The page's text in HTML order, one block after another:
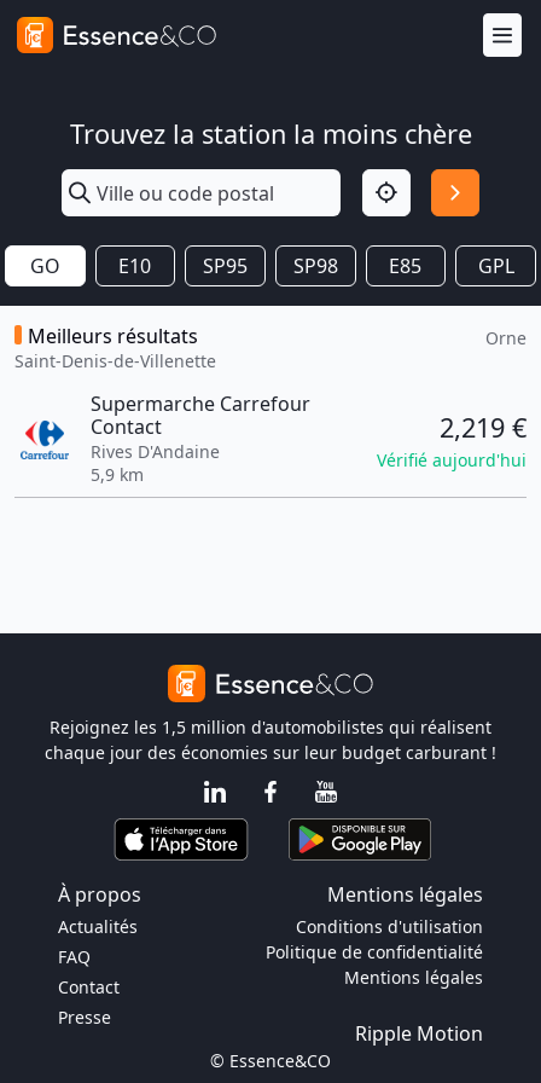
Trouvez la station la moins chère
GO E10 SP95 SP98 E85 GPL
Meilleurs résultats
Saint-Denis-de-Villenette
Orne
Supermarche Carrefour
Contact
Rives D'Andaine
5,9 km
2,219 €
Vérifié aujourd'hui
Rejoignez les 1,5 million d'automobilistes qui réalisent
chaque jour des économies sur leur budget carburant !
À propos Mentions légales
Actualités
FAQ
Contact
Presse
Conditions d'utilisation
Politique de confidentialité
Mentions légales
Ripple Motion
© Essence&CO